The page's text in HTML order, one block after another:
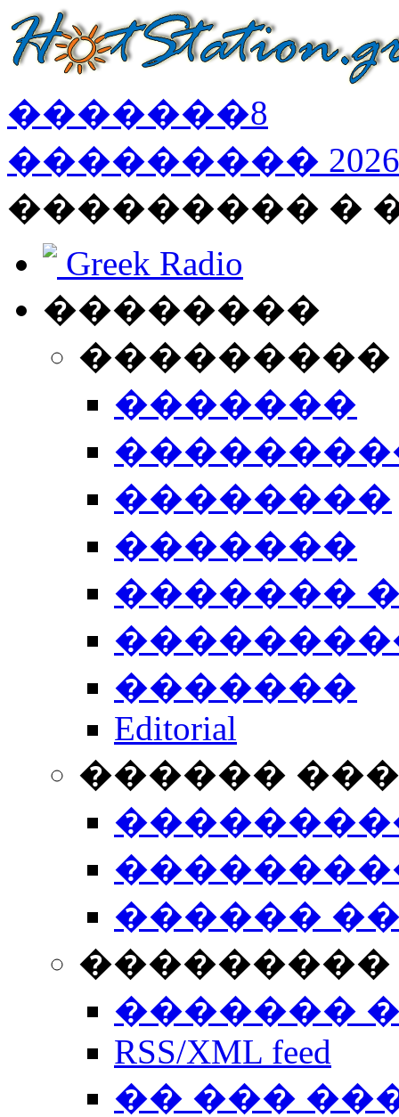
�������8
��������� 2026
��������� �
Greek Radio
��������
�������
��������
�������
�������
�������
Editorial
������
������
���������
�������
RSS/XML feed
�� ���